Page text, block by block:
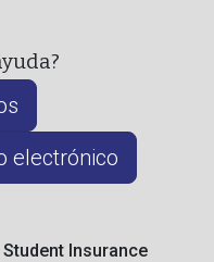
electrónico
Insurance